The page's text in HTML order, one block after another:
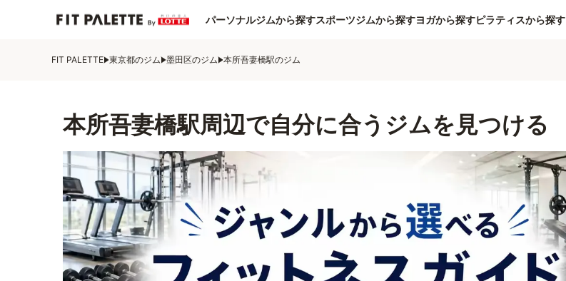
パーソナルジムから探すスポーツジムから探すヨガから探すピラティスから探す
FIT PALETTE 東京都のジム 墨田区のジム 本所吾妻橋駅のジム
本所吾妻橋駅周辺で自分に合うジムを見つける